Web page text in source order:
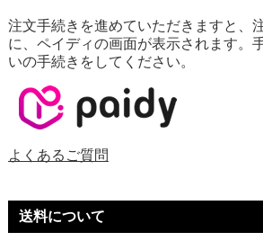
注文手続きを進めていただきますと、
に、ペイディの画面が表示されます。
いの手続きをしてください。
よくあるご質問
送料について